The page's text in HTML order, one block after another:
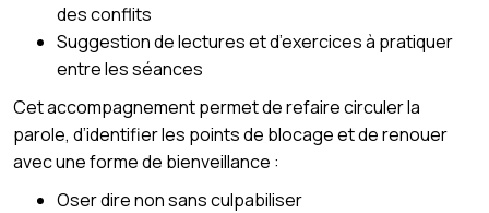
des conflits
Suggestion de lectures et d’exercices à pratiquer
entre les séances
Cet accompagnement permet de refaire circuler la
parole, d’identifier les points de blocage et de renouer
avec une forme de bienveillance :
Oser dire non sans culpabiliser